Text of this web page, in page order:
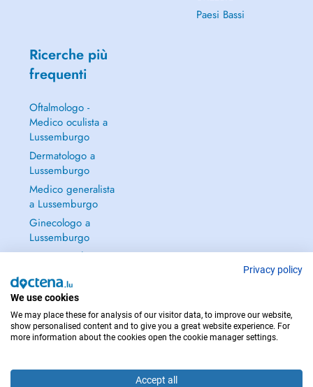
Paesi Bassi
Ricerche più
frequenti
Oftalmologo -
Medico oculista a
Lussemburgo
Dermatologo a
Lussemburgo
Medico generalista
a Lussemburgo
Ginecologo a
Lussemburgo
Continua a leggere
PER LE URGENZE, CONSULTARE : 112
Privacy policy
We use cookies
We may place these for analysis of our visitor data, to improve our website,
show personalised content and to give you a great website experience. For
more information about the cookies open the cookie manager settings.
Accept all